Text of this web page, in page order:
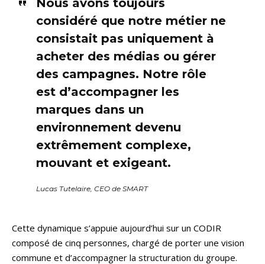
Nous avons toujours
considéré que notre métier ne
consistait pas uniquement à
acheter des médias ou gérer
des campagnes. Notre rôle
est d’accompagner les
marques dans un
environnement devenu
extrêmement complexe,
mouvant et exigeant.
Lucas Tutelaire, CEO de SMART
Cette dynamique s’appuie aujourd’hui sur un CODIR
composé de cinq personnes, chargé de porter une vision
commune et d’accompagner la structuration du groupe.